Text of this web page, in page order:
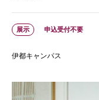
展示 申込受付不要
伊都キャンパス